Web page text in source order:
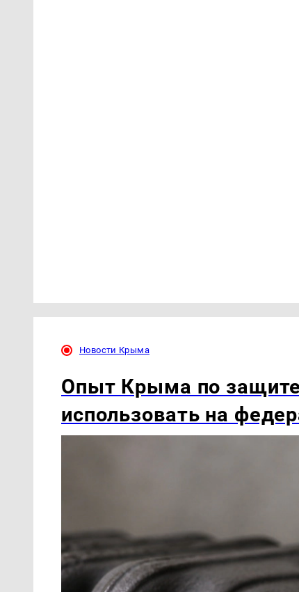
Новости Крыма
Опыт Крыма по
использовать на